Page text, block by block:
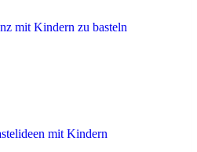
mit Kindern zu basteln
mit Kindern